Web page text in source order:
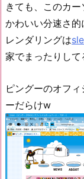
きても、このカー
かわいい分速さ的
レンダリングは
家でまったりして
ピングーのオフ
ーだらけw